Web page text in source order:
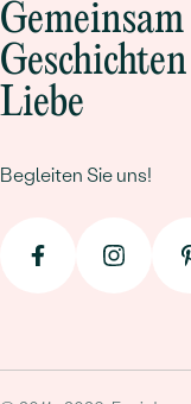
Liebe
Begleiten Sie uns!